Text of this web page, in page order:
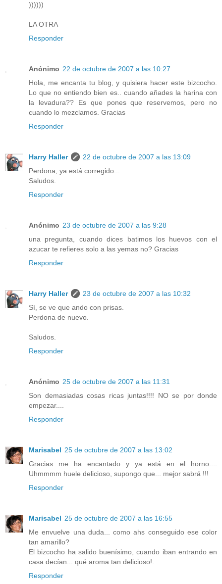
))))))
LA OTRA
Responder
Anónimo 22 de octubre de 2007 a las 10:27
Hola, me encanta tu blog, y quisiera hacer este bizcocho.
Lo que no entiendo bien es.. cuando añades la harina con
la levadura?? Es que pones que reservemos, pero no
cuando lo mezclamos. Gracias
Responder
Harry Haller
22 de octubre de 2007 a las 13:09
Perdona, ya está corregido...
Saludos.
Responder
Anónimo 23 de octubre de 2007 a las 9:28
una pregunta, cuando dices batimos los huevos con el
azucar te refieres solo a las yemas no? Gracias
Responder
Harry Haller
23 de octubre de 2007 a las 10:32
Sí, se ve que ando con prisas.
Perdona de nuevo.
Saludos.
Responder
Anónimo 25 de octubre de 2007 a las 11:31
Son demasiadas cosas ricas juntas!!!! NO se por donde
empezar....
Responder
Marisabel 25 de octubre de 2007 a las 13:02
Gracias me ha encantado y ya está en el horno....
Uhmmmm huele delicioso, supongo que... mejor sabrá !!!
Responder
Marisabel 25 de octubre de 2007 a las 16:55
Me envuelve una duda... como ahs conseguido ese color
tan amarillo?
El bizcocho ha salido buenísimo, cuando iban entrando en
casa decían... qué aroma tan delicioso!.
Responder